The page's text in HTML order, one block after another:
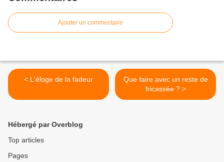
Ajouter un commentaire
< L'éloge de la fadeur
Que faire avec un reste de
fricassée ? >
Hébergé par Overblog
Top articles
Pages